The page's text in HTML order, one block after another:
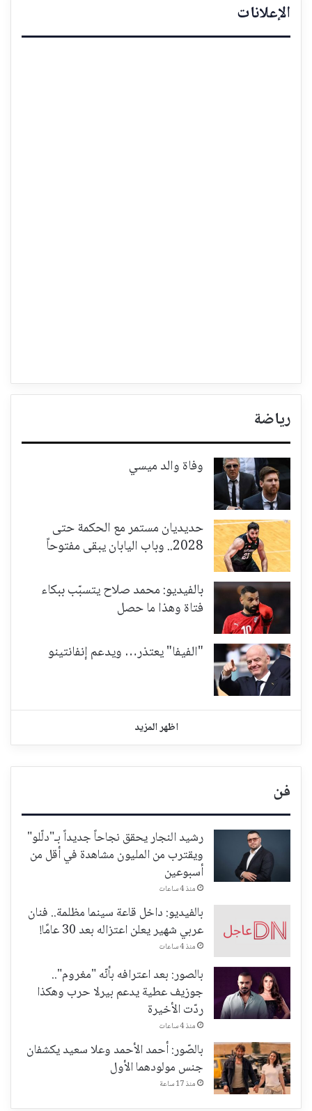
الإعلانات
رياضة
وفاة والد ميسي
حديديان مستمر مع الحكمة حتى
2028.. وباب اليابان يبقى مفتوحاً
بالفيديو: محمد صلاح يتسبّب ببكاء
فتاة وهذا ما حصل
"الفيفا" يعتذر… ويدعم إنفانتينو
اظهر المزيد
فن
رشيد النجار يحقق نجاحاً جديداً بـ"دلّلو"
ويقترب من المليون مشاهدة في أقل من
أسبوعين
منذ 4 ساعات
بالفيديو: داخل قاعة سينما مظلمة.. فنان
عربي شهير يعلن اعتزاله بعد 30 عامًا!
منذ 4 ساعات
بالصور: بعد اعترافه بأنّه "مغروم"..
جوزيف عطية يدعم بيرلا حرب وهكذا
ردّت الأخيرة
منذ 4 ساعات
بالصّور: أحمد الأحمد وعلا سعيد يكشفان
جنس مولودهما الأول
منذ 17 ساعة